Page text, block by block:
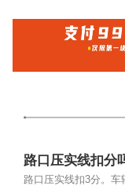
路口压实线扣分
路口压实线扣3分。车